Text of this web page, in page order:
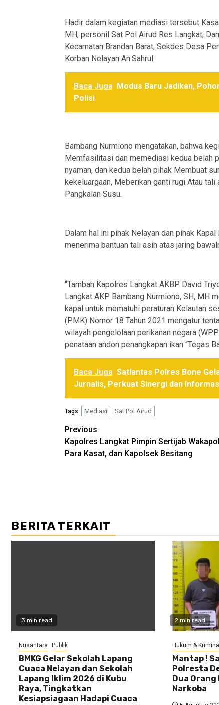
Hadir dalam kegiatan mediasi tersebut
MH, personil Sat Pol Airud Res Langkat,
Kecamatan Brandan Barat, Sekdes Desa
Korban Nelayan An.Sahrul
Baca Juga Modus Baru Jadikan,
Polisi
Bambang Nurmiono mengatakan, bahwa
Memfasilitasi dan memediasi kedua belah
nyaman, dan kedua belah pihak Membuat
kekeluargaan, Meberikan ganti rugi Atau
Pangkalan Susu.
Dalam hal ini pihak Nelayan dan pihak
menerima bantuan tali asih atas jaring
“Tambah Kapolres Langkat AKBP David
Langkat AKP Bambang Nurmiono, SH, MH
kapal untuk mematuhi peraturan Kelautan
(PMK) Nomor 18 Tahun 2021 mengatur
wilayah pengelolaan perikanan negara
penataan andon penangkapan ikan “Tegas
Baca Juga Satlantas Polres Bone
Jurnalis, Perkuat Sinergi dan
Tags: Mediasi Sat Pol Airud
Post
navigation
Previous
Kapolres Langkat Pimpin Sertijab
Para Kasat, dan Kapolsek Besitang
BERITA TERKAIT
3 min read
Nusantara Publik
BMKG Gelar Sekolah Lapang
Cuaca Nelayan dan Sekolah
Lapang Iklim 2026 di Kubu
Raya, Tingkatkan
Kesiapsiagaan Hadapi Cuaca
2 min read
Hukum & Kriminal
Mantap !
Polresta
Dua
Narkoba